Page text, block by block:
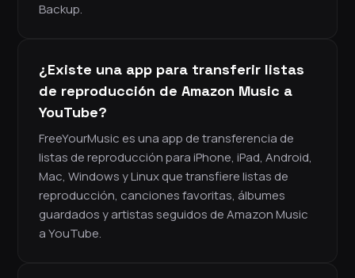
Backup.
¿Existe una app para transferir listas
de reproducción de Amazon Music a
YouTube?
FreeYourMusic es una app de transferencia de
listas de reproducción para iPhone, iPad, Android,
Mac, Windows y Linux que transfiere listas de
reproducción, canciones favoritas, álbumes
guardados y artistas seguidos de Amazon Music
a YouTube.